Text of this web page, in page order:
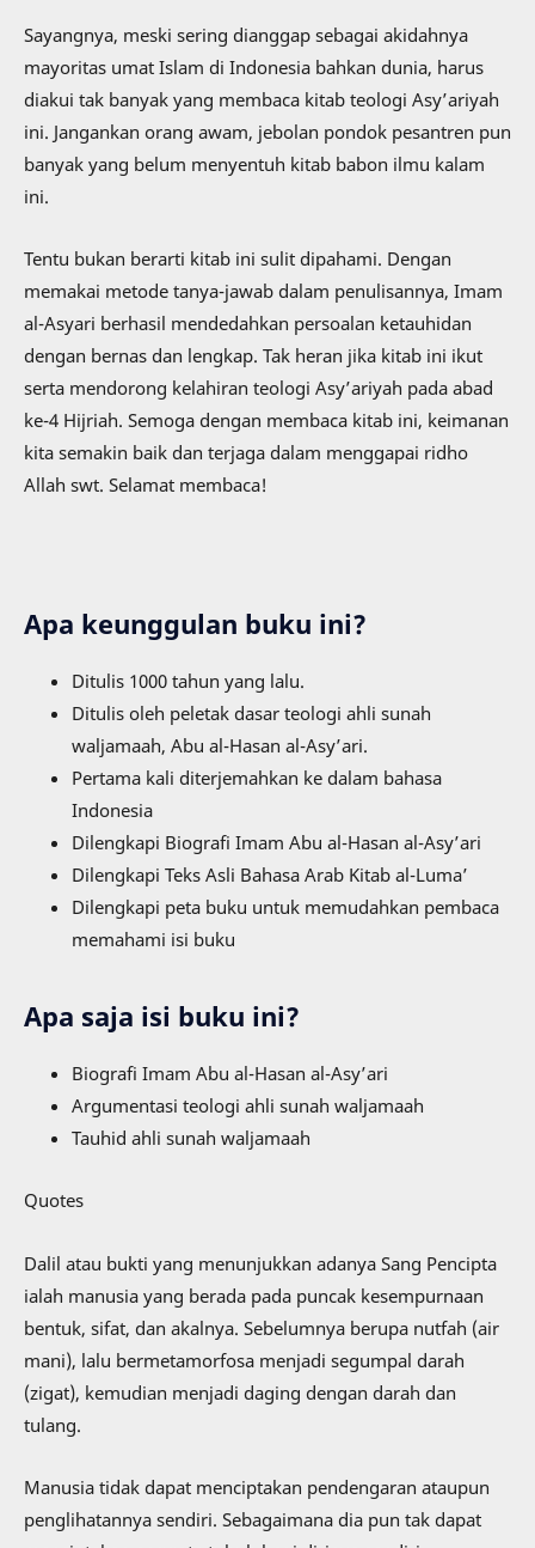
Sayangnya, meski sering dianggap sebagai akidahnya
mayoritas umat Islam di Indonesia bahkan dunia, harus
diakui tak banyak yang membaca kitab teologi Asy’ariyah
ini. Jangankan orang awam, jebolan pondok pesantren pun
banyak yang belum menyentuh kitab babon ilmu kalam
ini.
Tentu bukan berarti kitab ini sulit dipahami. Dengan
memakai metode tanya-jawab dalam penulisannya, Imam
al-Asyari berhasil mendedahkan persoalan ketauhidan
dengan bernas dan lengkap. Tak heran jika kitab ini ikut
serta mendorong kelahiran teologi Asy’ariyah pada abad
ke-4 Hijriah. Semoga dengan membaca kitab ini, keimanan
kita semakin baik dan terjaga dalam menggapai ridho
Allah swt. Selamat membaca!
Apa keunggulan buku ini?
Ditulis 1000 tahun yang lalu.
Ditulis oleh peletak dasar teologi ahli sunah
waljamaah, Abu al-Hasan al-Asy’ari.
Pertama kali diterjemahkan ke dalam bahasa
Indonesia
Dilengkapi Biografi Imam Abu al-Hasan al-Asy’ari
Dilengkapi Teks Asli Bahasa Arab Kitab al-Luma’
Dilengkapi peta buku untuk memudahkan pembaca
memahami isi buku
Apa saja isi buku ini?
Biografi Imam Abu al-Hasan al-Asy’ari
Argumentasi teologi ahli sunah waljamaah
Tauhid ahli sunah waljamaah
Quotes
Dalil atau bukti yang menunjukkan adanya Sang Pencipta
ialah manusia yang berada pada puncak kesempurnaan
bentuk, sifat, dan akalnya. Sebelumnya berupa nutfah (air
mani), lalu bermetamorfosa menjadi segumpal darah
(zigat), kemudian menjadi daging dengan darah dan
tulang.
Manusia tidak dapat menciptakan pendengaran ataupun
penglihatannya sendiri. Sebagaimana dia pun tak dapat